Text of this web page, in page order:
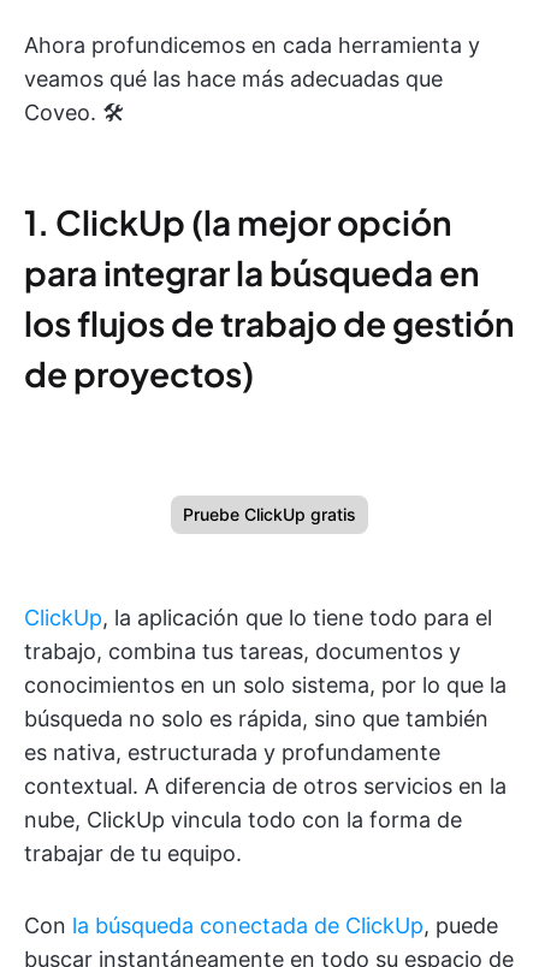
Ahora profundicemos en cada herramienta y
veamos qué las hace más adecuadas que
Coveo. 🛠️
1. ClickUp (la mejor opción
para integrar la búsqueda en
los flujos de trabajo de gestión
de proyectos)
Pruebe ClickUp gratis
ClickUp, la aplicación que lo tiene todo para el
trabajo, combina tus tareas, documentos y
conocimientos en un solo sistema, por lo que la
búsqueda no solo es rápida, sino que también
es nativa, estructurada y profundamente
contextual. A diferencia de otros servicios en la
nube, ClickUp vincula todo con la forma de
trabajar de tu equipo.
Con la búsqueda conectada de ClickUp, puede
buscar instantáneamente en todo su espacio de